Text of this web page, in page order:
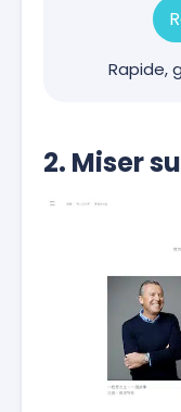
Rapide,
2. Miser